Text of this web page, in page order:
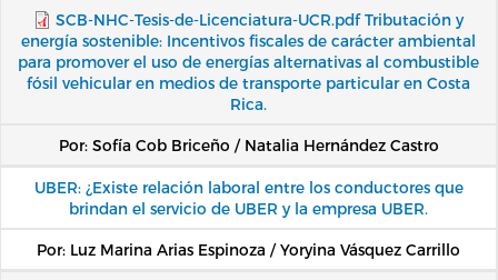
SCB-NHC-Tesis-de-Licenciatura-UCR.pdf Tributación y
energía sostenible: Incentivos fiscales de carácter ambiental
para promover el uso de energías alternativas al combustible
fósil vehicular en medios de transporte particular en Costa
Rica.
Por: Sofía Cob Briceño / Natalia Hernández Castro
UBER: ¿Existe relación laboral entre los conductores que
brindan el servicio de UBER y la empresa UBER.
Por: Luz Marina Arias Espinoza / Yoryina Vásquez Carrillo